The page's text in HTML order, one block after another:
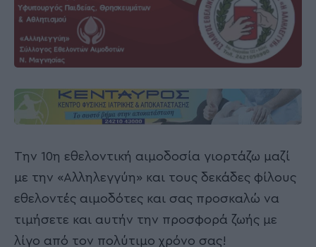
Την 10η εθελοντική αιμοδοσία γιορτάζω μαζί
με την «Αλληλεγγύη» και τους δεκάδες φίλους
εθελοντές αιμοδότες και σας προσκαλώ να
τιμήσετε και αυτήν την προσφορά ζωής με
λίγο από τον πολύτιμο χρόνο σας!